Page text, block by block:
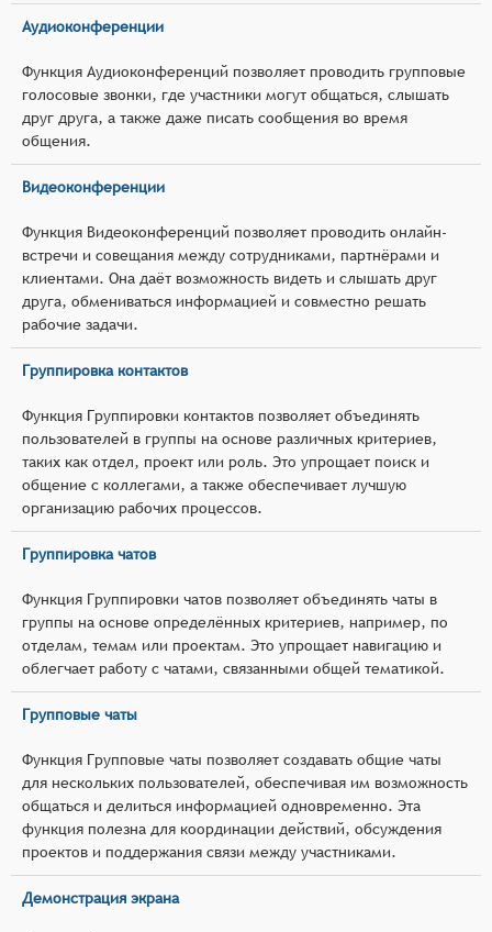
Аудиоконференции
Функция Аудиоконференций позволяет проводить групповые
голосовые звонки, где участники могут общаться, слышать
друг друга, а также даже писать сообщения во время
общения.
Видеоконференции
Функция Видеоконференций позволяет проводить онлайн-
встречи и совещания между сотрудниками, партнёрами и
клиентами. Она даёт возможность видеть и слышать друг
друга, обмениваться информацией и совместно решать
рабочие задачи.
Группировка контактов
Функция Группировки контактов позволяет объединять
пользователей в группы на основе различных критериев,
таких как отдел, проект или роль. Это упрощает поиск и
общение с коллегами, а также обеспечивает лучшую
организацию рабочих процессов.
Группировка чатов
Функция Группировки чатов позволяет объединять чаты в
группы на основе определённых критериев, например, по
отделам, темам или проектам. Это упрощает навигацию и
облегчает работу с чатами, связанными общей тематикой.
Групповые чаты
Функция Групповые чаты позволяет создавать общие чаты
для нескольких пользователей, обеспечивая им возможность
общаться и делиться информацией одновременно. Эта
функция полезна для координации действий, обсуждения
проектов и поддержания связи между участниками.
Демонстрация экрана